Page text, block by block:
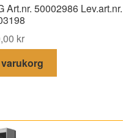
Art.nr. 50002986 Lev.art.nr.
kr